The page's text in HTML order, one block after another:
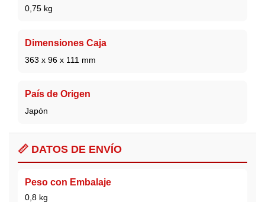
0,75 kg
Dimensiones Caja
363 x 96 x 111 mm
País de Origen
Japón
📏 DATOS DE ENVÍO
Peso con Embalaje
0,8 kg